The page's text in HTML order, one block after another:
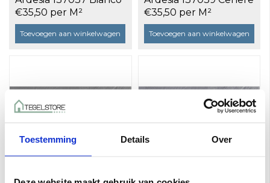
Toestemming Details Over
30x60 a 1,08 m²
€35,50 per M²
Toevoegen aan winkelwagen
30x60 a 1,08 m²
€35,50 per M²
Toevoegen aan winkelwagen